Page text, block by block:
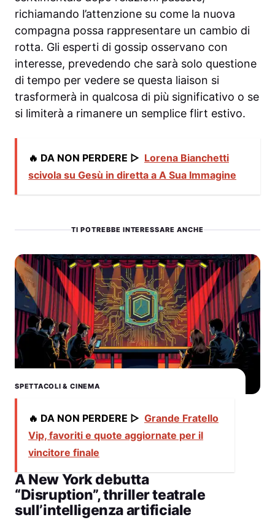
richiamando l’attenzione su come la nuova
compagna possa rappresentare un cambio di
rotta. Gli esperti di gossip osservano con
interesse, prevedendo che sarà solo questione
di tempo per vedere se questa liaison si
trasformerà in qualcosa di più significativo o se
si limiterà a rimanere un semplice flirt estivo.
🔥 DA NON PERDERE ▷ Lorena Bianchetti
scivola su Gesù in diretta a A Sua Immagine
TI POTREBBE INTERESSARE ANCHE
SPETTACOLI & CINEMA
🔥 DA NON PERDERE ▷ Grande Fratello
Vip, favoriti e quote aggiornate per il
vincitore finale
A New York debutta
“Disruption”, thriller teatrale
sull’intelligenza artificiale